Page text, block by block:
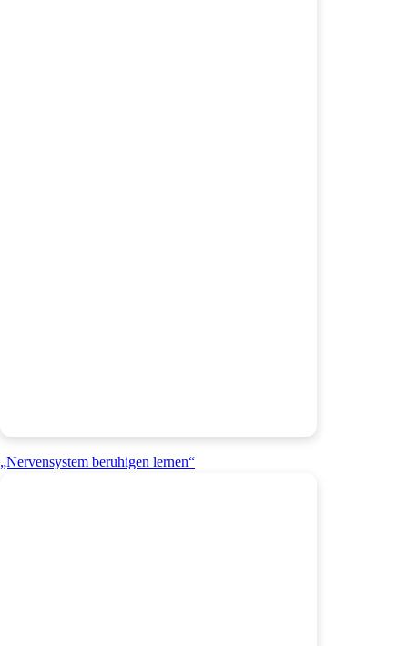
„Nervensystem beruhigen lernen“